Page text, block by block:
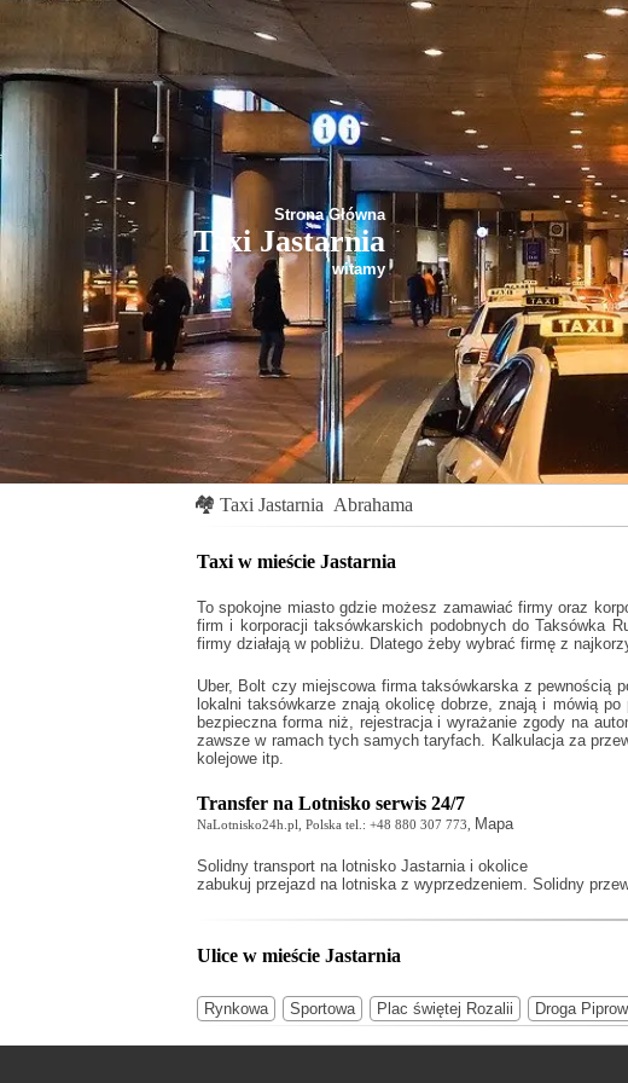
Strona Główna
Taxi Jastarnia
witamy
🏘 Taxi Jastarnia Abrahama
Taxi w mieście Jastarnia
To spokojne miasto gdzie możesz zamawiać firmy oraz
firm i korporacji taksówkarskich podobnych doTaksówka
firmy działają w pobliżu. Dlatego żeby wybrać firmę z
Uber, Bolt czy miejscowa firma taksówkarska z pewnością
lokalni taksówkarze znają okolicę dobrze, znają i mówią
bezpieczna forma niż, rejestracja i wyrażanie zgody na
zawsze w ramach tych samych taryfach. Kalkulacja za
kolejowe itp.
Transfer na Lotnisko serwis 24/7
NaLotnisko24h.pl, Polska tel.: +48 880 307 773, Mapa
Solidny transport na lotnisko Jastarniai okolice
zabukuj przejazd na lotniska z wyprzedzeniem. Solidny
Ulice w mieście Jastarnia
Rynkowa Sportowa Plac świętej Rozalii Droga